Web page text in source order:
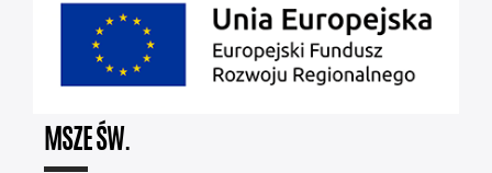
MSZE ŚW.